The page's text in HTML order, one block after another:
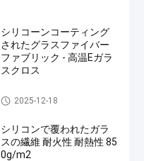
シリコーンコーティング
されたグラスファイバー
ファブリック - 高温Eガラ
スクロス
シリコーンの上塗を施してあ
るガラス繊維の生地
2025-12-18
シリコンで覆われたガラ
スの繊維 耐火性 耐熱性 85
0g/m2